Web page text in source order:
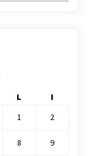
L
I
1
2
8 9